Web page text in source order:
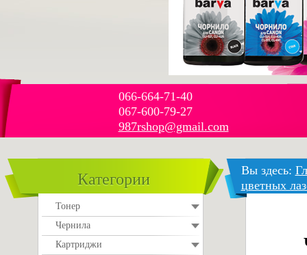
066-664-71-40
067-600-79-27
987rshop@gmail.com
Вы здесь:
цветных
Категории
Тонер
Чернила
Картриджи